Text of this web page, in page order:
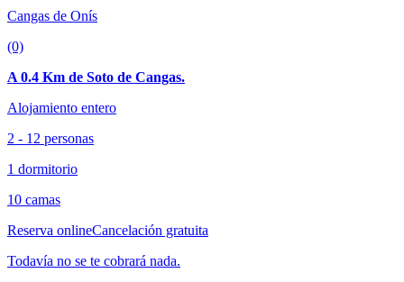
Cangas de Onís
(0)
A 0.4 Km de Soto de Cangas.
Alojamiento entero
2 - 12 personas
1 dormitorio
10 camas
Reserva onlineCancelación gratuita
Todavía no se te cobrará nada.